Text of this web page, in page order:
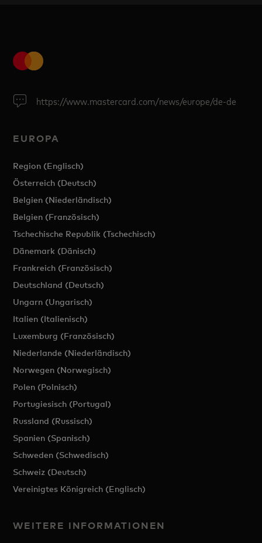
https://www.mastercard.com/news/europe/de-de
EUROPA
Region (Englisch)
Österreich (Deutsch)
Belgien (Niederländisch)
Belgien (Französisch)
Tschechische Republik (Tschechisch)
Dänemark (Dänisch)
Frankreich (Französisch)
Deutschland (Deutsch)
Ungarn (Ungarisch)
Italien (Italienisch)
Luxemburg (Französisch)
Niederlande (Niederländisch)
Norwegen (Norwegisch)
Polen (Polnisch)
Portugiesisch (Portugal)
Russland (Russisch)
Spanien (Spanisch)
Schweden (Schwedisch)
Schweiz (Deutsch)
Vereinigtes Königreich (Englisch)
WEITERE INFORMATIONEN